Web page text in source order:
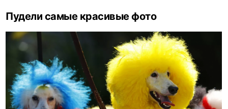
Пудели самые красивые фото